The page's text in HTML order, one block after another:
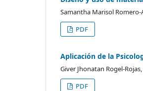
Samantha Marisol
PDF
Aplicación de la
Giver Jhonatan Rogel-
PDF